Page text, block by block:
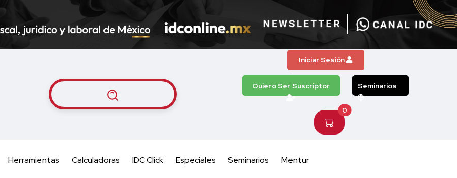
Iniciar Sesión
Quiero Ser Suscriptor Seminarios
0
Herramientas Calculadoras IDC Click Especiales Seminarios Mentur